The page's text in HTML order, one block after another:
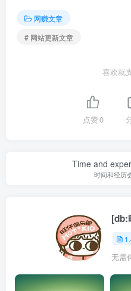
网赚文章
# 网站更新文章
喜欢就
点赞0
Time and
时间和经历
[db:
无需